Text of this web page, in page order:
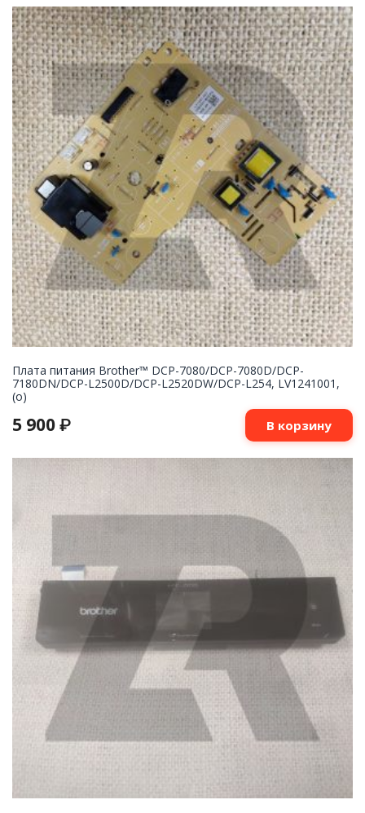
Плата питания Brother™ DCP-7080/DCP-7080D/DCP-
7180DN/DCP-L2500D/DCP-L2520DW/DCP-L254, LV1241001,
(o)
5 900 ₽ В корзину